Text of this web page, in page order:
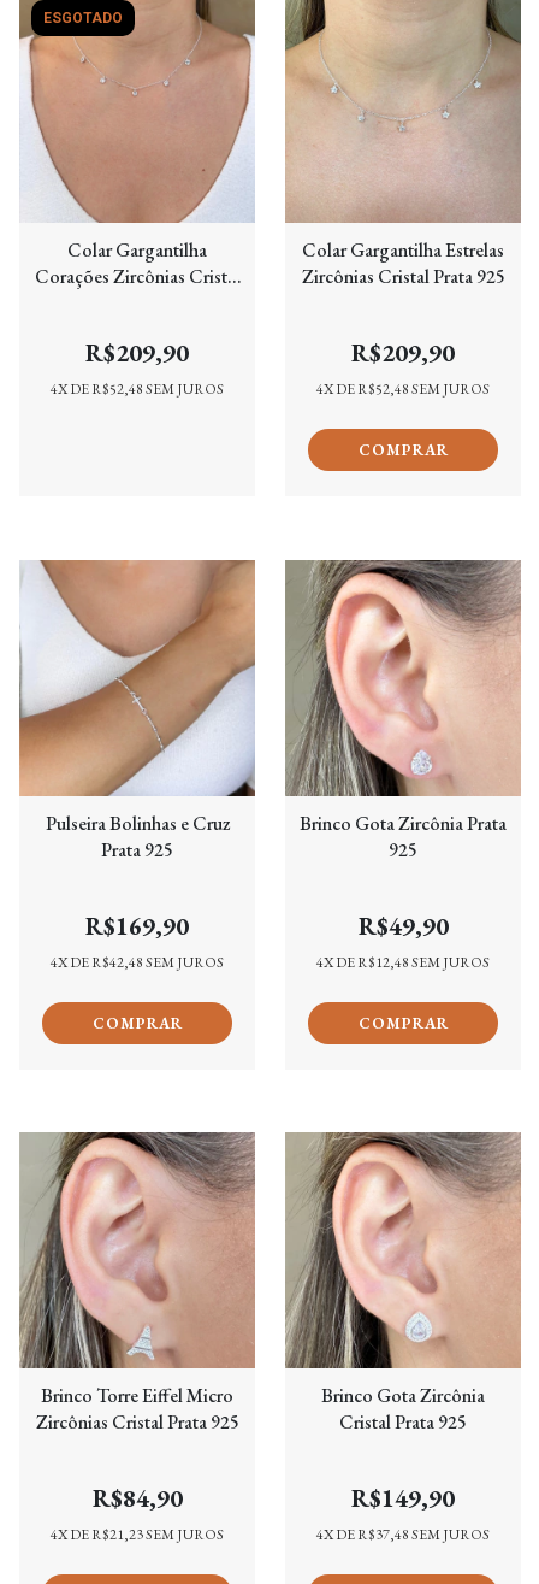
ESGOTADO
Colar Gargantilha
Corações Zircônias Cristal
R$209,90
4X DER$52,48SEM JUROS
Colar Gargantilha Estrelas
Zircônias Cristal Prata 925
R$209,90
4X DER$52,48SEM JUROS
Pulseira Bolinhas e Cruz
Prata 925
R$169,90
4X DER$42,48SEM JUROS
Brinco Gota Zircônia Prata
925
R$49,90
4X DER$12,48SEM JUROS
Brinco Torre Eiffel Micro
Zircônias Cristal Prata 925
R$84,90
4X DER$21,23SEM JUROS
Brinco Gota Zircônia
Cristal Prata 925
R$149,90
4X DER$37,48SEM JUROS